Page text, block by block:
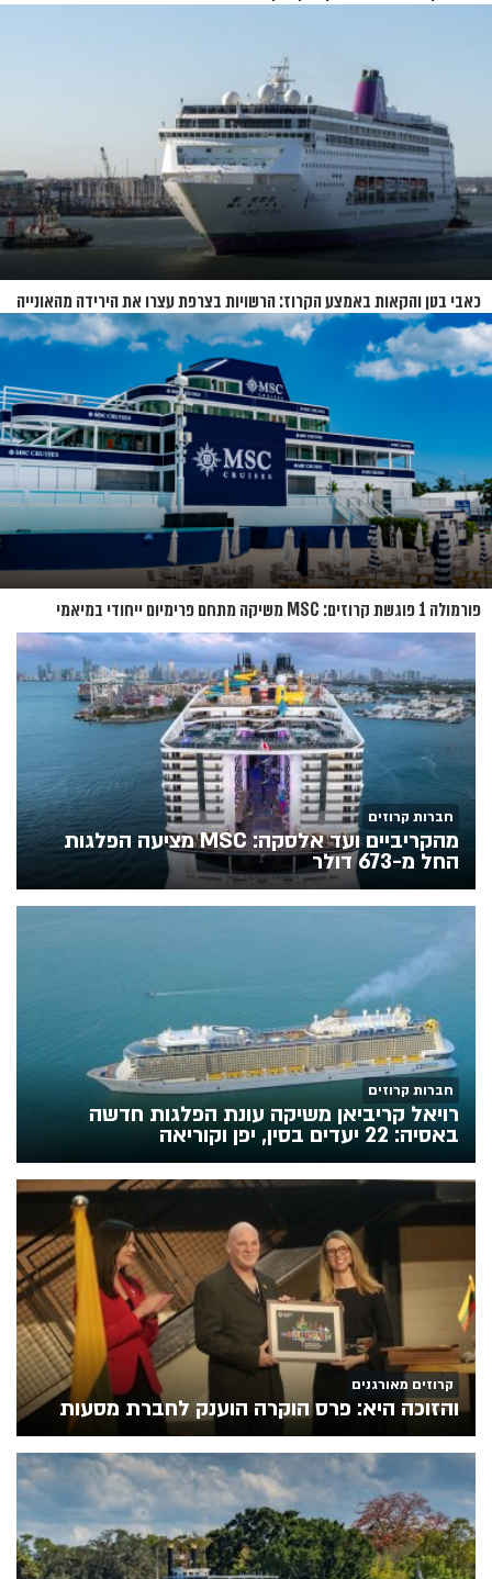
כאבי בטן והקאות באמצע הקרוז: הרשויות בצרפת עצרו את הירידה מהאונייה
פורמולה 1 פוגשת קרוזים: MSC משיקה מתחם פרימיום ייחודי במיאמי
חברות קרוזים
מהקריביים ועד אלסקה: MSC מציעה הפלגות
החל מ-673 דולר
חברות קרוזים
רויאל קריביאן משיקה עונת הפלגות חדשה
באסיה: 22 יעדים בסין, יפן וקוריאה
קרוזים מאורגנים
והזוכה היא: פרס הוקרה הוענק לחברת מסעות